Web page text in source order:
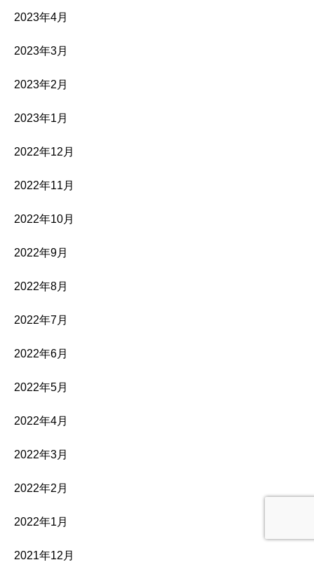
2023年4月
2023年3月
2023年2月
2023年1月
2022年12月
2022年11月
2022年10月
2022年9月
2022年8月
2022年7月
2022年6月
2022年5月
2022年4月
2022年3月
2022年2月
2022年1月
2021年12月